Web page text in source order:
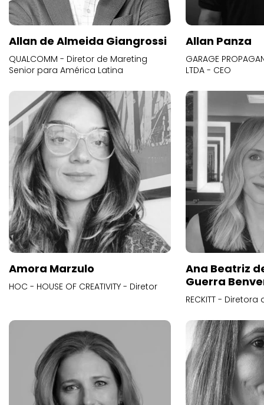
Allan de Almeida Giangrossi
QUALCOMM - Diretor de Mareting
Senior para América Latina
Allan Panza
GARAGE
LTDA - CEO
Amora Marzulo
HOC - HOUSE OF CREATIVITY - Diretor
Ana Beatriz
Guerra
RECKITT -